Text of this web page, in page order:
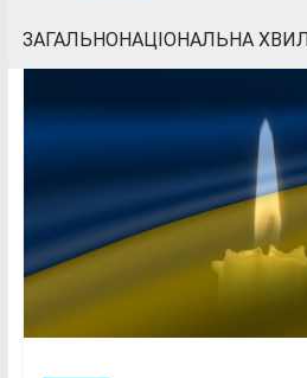
ЗАГАЛЬНОНАЦІОНАЛЬНА